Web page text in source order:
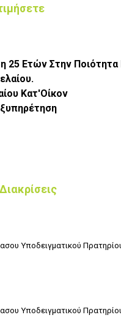
25 Ετών Στην Ποιότητα
Κατ'Οίκον
Υποδειγματικού
Υποδειγματικού